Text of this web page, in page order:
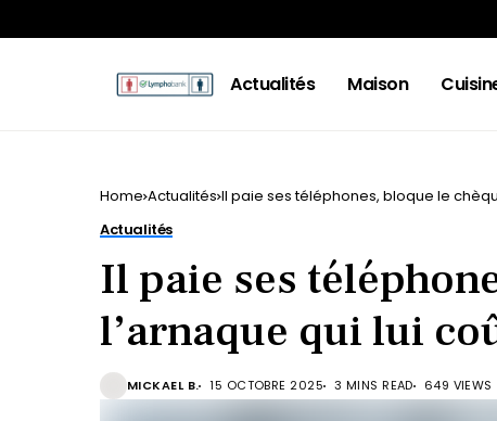
Actualités Maison
Home Actualités Il paie ses téléphones, bloque le
Actualités
Il paie ses
l’arnaque qui lui
MICKAEL B. 15 OCTOBRE 2025 3 MINS READ 649 VIEWS